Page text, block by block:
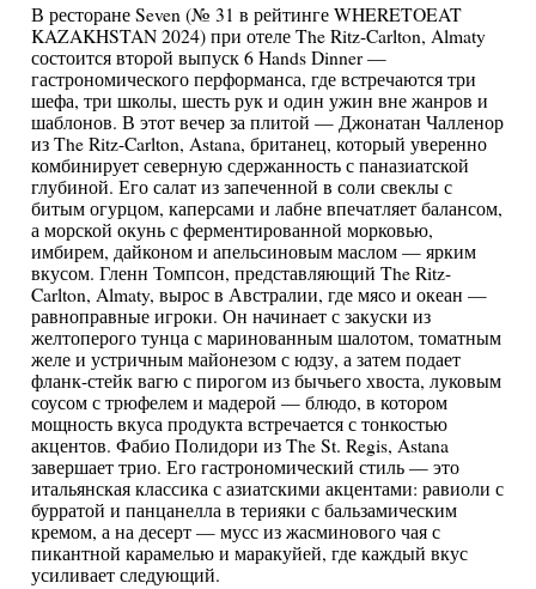
В ресторане Seven (№ 31 в рейтинге WHERETOEAT
KAZAKHSTAN 2024) при отеле The Ritz-Carlton, Almaty
состоится второй выпуск 6 Hands Dinner —
гастрономического перформанса, где встречаются три
шефа, три школы, шесть рук и один ужин вне жанров и
шаблонов. В этот вечер за плитой — Джонатан Чалленор
из The Ritz-Carlton, Astana, британец, который уверенно
комбинирует северную сдержанность с паназиатской
глубиной. Его салат из запеченной в соли свеклы с
битым огурцом, каперсами и лабне впечатляет балансом,
а морской окунь с ферментированной морковью,
имбирем, дайконом и апельсиновым маслом — ярким
вкусом. Гленн Томпсон, представляющий The Ritz-
Carlton, Almaty, вырос в Австралии, где мясо и океан —
равноправные игроки. Он начинает с закуски из
желтоперого тунца с маринованным шалотом, томатным
желе и устричным майонезом с юдзу, а затем подает
фланк-стейк вагю с пирогом из бычьего хвоста, луковым
соусом с трюфелем и мадерой — блюдо, в котором
мощность вкуса продукта встречается с тонкостью
акцентов. Фабио Полидори из The St. Regis, Astana
завершает трио. Его гастрономический стиль — это
итальянская классика с азиатскими акцентами: равиоли с
бурратой и панцанелла в терияки с бальзамическим
кремом, а на десерт — мусс из жасминового чая с
пикантной карамелью и маракуйей, где каждый вкус
усиливает следующий.